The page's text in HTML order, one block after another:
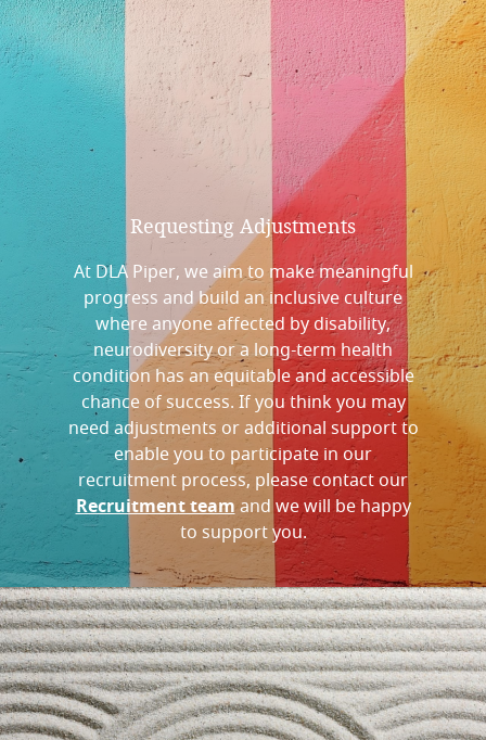
Requesting Adjustments
At DLA Piper, we aim to make meaningful
progress and build an inclusive culture
where anyone affected by disability,
neurodiversity or a long-term health
condition has an equitable and accessible
chance of success. If you think you may
need adjustments or additional support to
enable you to participate in our
recruitment process, please contact our
Recruitment teamand we will be happy
to support you.